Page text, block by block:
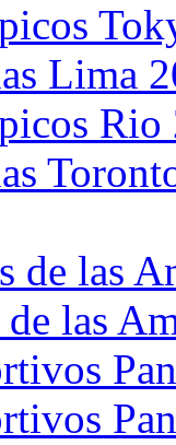
Lima
Rio
de las
las